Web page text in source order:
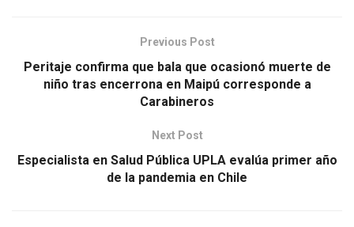
Previous Post
Peritaje confirma que bala que ocasionó muerte de
niño tras encerrona en Maipú corresponde a
Carabineros
Next Post
Especialista en Salud Pública UPLA evalúa primer año
de la pandemia en Chile